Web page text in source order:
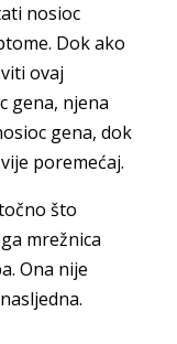
nosioc
Dok ako
ovaj
gena, njena
gena, dok
poremećaj.
što
mrežnica
Ona nije